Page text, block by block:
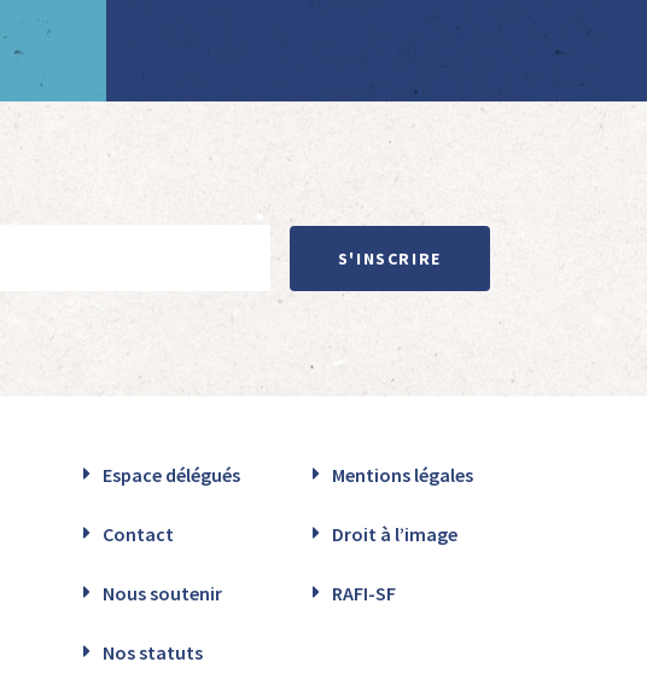
S'INSCRIRE
Espace délégués Mentions légales
Contact Droit à l’image
Nous soutenir RAFI-SF
Nos statuts